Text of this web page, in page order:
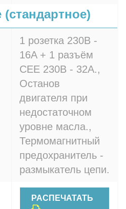
1 розетка 230В -
16A + 1 разъём
СЕЕ 230В - 32A.,
Останов
двигателя при
недостаточном
уровне масла.,
Термомагнитный
предохранитель -
размыкатель цепи.
РАСПЕЧАТАТЬ